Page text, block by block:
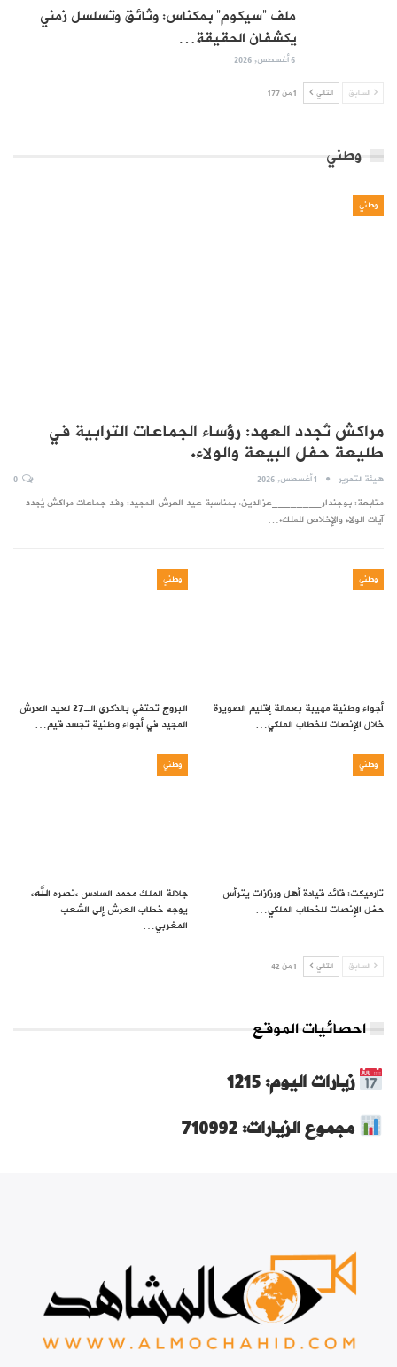
ملف “سيكوم” بمكناس: وثائق وتسلسل زمني
يكشفان الحقيقة…
6 أغسطس, 2026
السابق التالي 1 من 177
وطني
وطني
مراكش تُجدد العهد: رؤساء الجماعات الترابية في
طليعة حفل البيعة والولاء.
هيئة التحرير 1 أغسطس, 2026
متابعة: بوجندار________عزالدين. بمناسبة عيد العرش المجيد: وفد جماعات مراكش يُجدد
آيات الولاء والإخلاص للملك.…
وطني
أجواء وطنية مهيبة بعمالة إقليم الصويرة
خلال الإنصات للخطاب الملكي…
وطني
البروج تحتفي بالذكرى الـ27 لعيد العرش
المجيد في أجواء وطنية تجسد قيم…
وطني
تارميكت: قائد قيادة أهل ورزازات يترأس
حفل الإنصات للخطاب الملكي…
وطني
جلالة الملك محمد السادس ،نصره الله،
يوجه خطاب العرش إلى الشعب
المغربي…
السابق التالي 1 من 42
احصائيات الموقع
زيارات اليوم: 1215
مجموع الزيارات: 710992